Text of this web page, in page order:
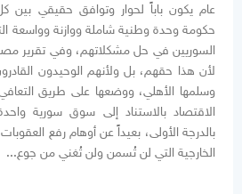
عام يكون باباً لحوار وتوافق حقيقي بين
حكومة وحدة وطنية شاملة ووازنة وواسعة
السوريين في حل مشكلاتهم، وفي تقرير
لأن هذا حقهم، بل ولأنهم الوحيدون
وسلمها الأهلي، ووضعها على طريق
الاقتصاد بالاستناد إلى سوق سورية
بالدرجة الأولى، بعيداً عن أوهام رفع
الخارجية التي لن تُسمن ولن تُغني من جوع...